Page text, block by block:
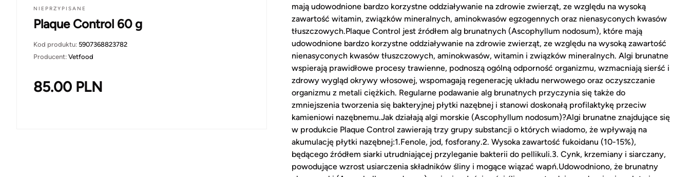
NIEPRZYPISANE
Plaque Control 60 g
Kod produktu: 5907368823782
Producent: Vetfood
85.00 PLN
mają udowodnione bardzo korzystne oddziaływanie na zdrowie zwierząt, ze względu na wysoką
zawartość witamin, związków mineralnych, aminokwasów egzogennych oraz nienasyconych kwasów
tłuszczowych.Plaque Control jest źródłem alg brunatnych (Ascophyllum nodosum), które mają
udowodnione bardzo korzystne oddziaływanie na zdrowie zwierząt, ze względu na wysoką zawartość
nienasyconych kwasów tłuszczowych, aminokwasów, witamin i związków mineralnych. Algi brunatne
wspierają prawidłowe procesy trawienne, podnoszą ogólną odporność organizmu, wzmacniają sierść i
zdrowy wygląd okrywy włosowej, wspomagają regenerację układu nerwowego oraz oczyszczanie
organizmu z metali ciężkich. Regularne podawanie alg brunatnych przyczynia się także do
zmniejszenia tworzenia się bakteryjnej płytki nazębnej i stanowi doskonałą profilaktykę przeciw
kamieniowi nazębnemu.Jak działają algi morskie (Ascophyllum nodosum)?Algi brunatne znajdujące się
w produkcie Plaque Control zawierają trzy grupy substancji o których wiadomo, że wpływają na
akumulację płytki nazębnej:1.Fenole, jod, fosforany.2. Wysoka zawartość fukoidanu (10-15%),
będącego źródłem siarki utrudniającej przyleganie bakterii do pellikuli.3. Cynk, krzemiany i siarczany,
powodujące wzrost usiarczenia składników śliny i mogące wiązać wapń.Udowodniono, że brunatny